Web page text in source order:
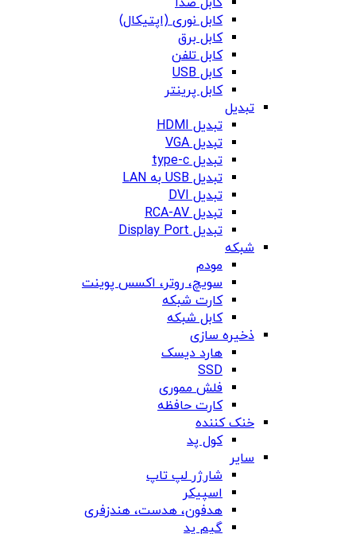
کابل نوری (اپتیکال)
کابل برق
کابل تلفن
کابل USB
کابل پرینتر
تبدیل
تبدیل HDMI
تبدیل VGA
تبدیل type-c
تبدیل USB به LAN
تبدیل DVI
تبدیل RCA-AV
تبدیل Display Port
شبکه
مودم
سویچ، روتر، اکسس پوینت
کارت شبکه
کابل شبکه
ذخیره سازی
هارد دیسک
SSD
فلش مموری
کارت حافظه
خنک کننده
کول پد
سایر
شارژر لپ تاپ
اسپیکر
هدفون، هدست، هندزفری
گیم پد